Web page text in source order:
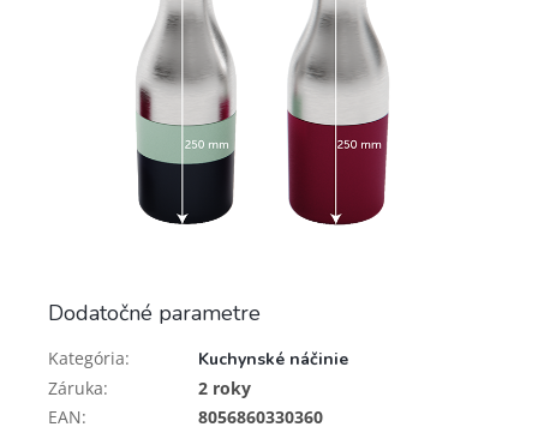
Dodatočné parametre
Kategória:
Kuchynské náčinie
Záruka:
2 roky
EAN:
8056860330360